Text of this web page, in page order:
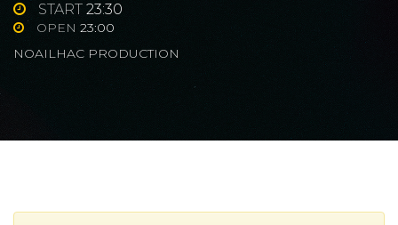
START 23:30
OPEN 23:00
NOAILHAC PRODUCTION